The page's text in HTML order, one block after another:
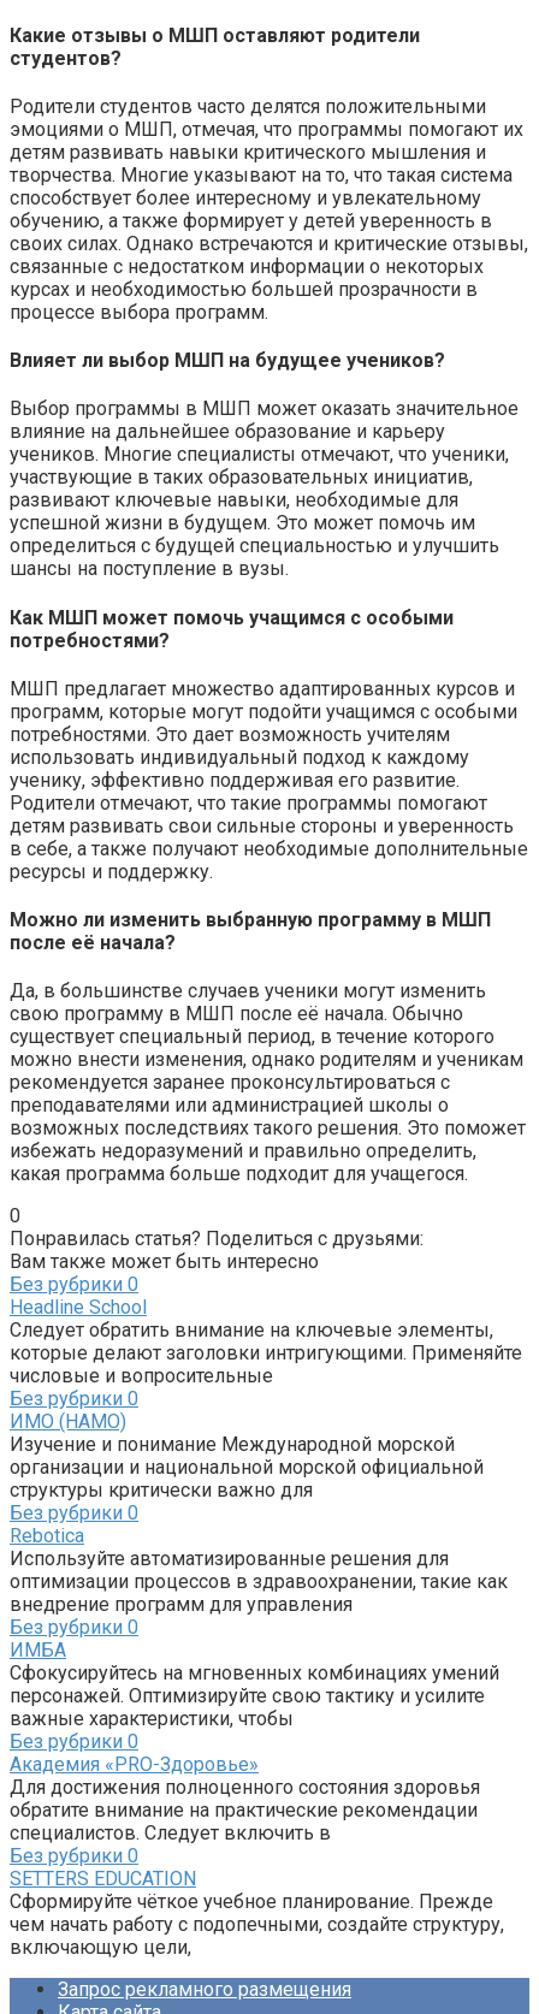
Какие отзывы о МШП оставляют родители
студентов?
Родители студентов часто делятся положительными
эмоциями о МШП, отмечая, что программы помогают их
детям развивать навыки критического мышления и
творчества. Многие указывают на то, что такая система
способствует более интересному и увлекательному
обучению, а также формирует у детей уверенность в
своих силах. Однако встречаются и критические отзывы,
связанные с недостатком информации о некоторых
курсах и необходимостью большей прозрачности в
процессе выбора программ.
Влияет ли выбор МШП на будущее учеников?
Выбор программы в МШП может оказать значительное
влияние на дальнейшее образование и карьеру
учеников. Многие специалисты отмечают, что ученики,
участвующие в таких образовательных инициатив,
развивают ключевые навыки, необходимые для
успешной жизни в будущем. Это может помочь им
определиться с будущей специальностью и улучшить
шансы на поступление в вузы.
Как МШП может помочь учащимся с особыми
потребностями?
МШП предлагает множество адаптированных курсов и
программ, которые могут подойти учащимся с особыми
потребностями. Это дает возможность учителям
использовать индивидуальный подход к каждому
ученику, эффективно поддерживая его развитие.
Родители отмечают, что такие программы помогают
детям развивать свои сильные стороны и уверенность
в себе, а также получают необходимые дополнительные
ресурсы и поддержку.
Можно ли изменить выбранную программу в МШП
после её начала?
Да, в большинстве случаев ученики могут изменить
свою программу в МШП после её начала. Обычно
существует специальный период, в течение которого
можно внести изменения, однако родителям и ученикам
рекомендуется заранее проконсультироваться с
преподавателями или администрацией школы о
возможных последствиях такого решения. Это поможет
избежать недоразумений и правильно определить,
какая программа больше подходит для учащегося.
0
Понравилась статья? Поделиться с друзьями:
Вам также может быть интересно
Без рубрики 0
Headline School
Следует обратить внимание на ключевые элементы,
которые делают заголовки интригующими. Применяйте
числовые и вопросительные
Без рубрики 0
ИМО (НАМО)
Изучение и понимание Международной морской
организации и национальной морской официальной
структуры критически важно для
Без рубрики 0
Rebotica
Используйте автоматизированные решения для
оптимизации процессов в здравоохранении, такие как
внедрение программ для управления
Без рубрики 0
ИМБА
Сфокусируйтесь на мгновенных комбинациях умений
персонажей. Оптимизируйте свою тактику и усилите
важные характеристики, чтобы
Без рубрики 0
Академия «PRO-Здоровье»
Для достижения полноценного состояния здоровья
обратите внимание на практические рекомендации
специалистов. Следует включить в
Без рубрики 0
SETTERS EDUCATION
Сформируйте чёткое учебное планирование. Прежде
чем начать работу с подопечными, создайте структуру,
включающую цели,
Запрос рекламного размещения